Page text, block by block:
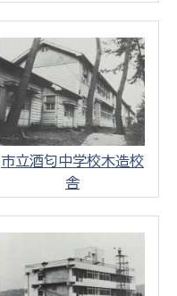
市立酒匂中学校木造校
舎